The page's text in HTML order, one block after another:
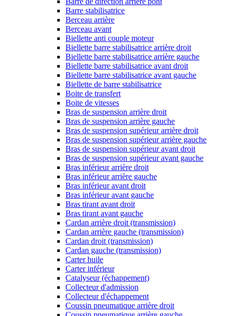
Barre stabilisatrice
Berceau arrière
Berceau avant
Biellette anti couple moteur
Biellette barre stabilisatrice arrière droit
Biellette barre stabilisatrice arrière gauche
Biellette barre stabilisatrice avant droit
Biellette barre stabilisatrice avant gauche
Biellette de barre stabilisatrice
Boite de transfert
Boite de vitesses
Bras de suspension arrière droit
Bras de suspension arrière gauche
Bras de suspension supérieur arrière droit
Bras de suspension supérieur arrière gauche
Bras de suspension supérieur avant droit
Bras de suspension supérieur avant gauche
Bras inférieur arrière droit
Bras inférieur arrière gauche
Bras inférieur avant droit
Bras inférieur avant gauche
Bras tirant avant droit
Bras tirant avant gauche
Cardan arrière droit (transmission)
Cardan arrière gauche (transmission)
Cardan droit (transmission)
Cardan gauche (transmission)
Carter huile
Carter inférieur
Catalyseur (échappement)
Collecteur d'admission
Collecteur d'échappement
Coussin pneumatique arrière droit